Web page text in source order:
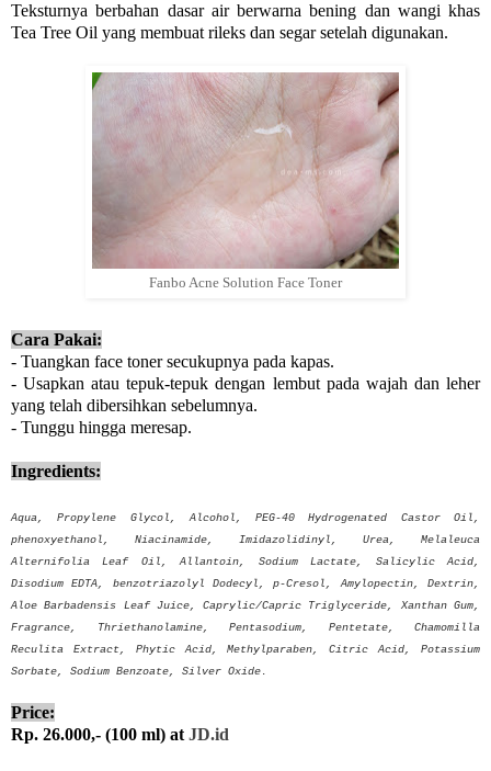
Teksturnya berbahan dasar air berwarna bening dan wangi khas
Tea Tree Oil yang membuat rileks dan segar setelah digunakan.
Fanbo Acne Solution Face Toner
Cara Pakai:
- Tuangkan face toner secukupnya pada kapas.
- Usapkan atau tepuk-tepuk dengan lembut pada wajah dan leher
yang telah dibersihkan sebelumnya.
- Tunggu hingga meresap.
Ingredients:
Aqua, Propylene Glycol, Alcohol, PEG-40 Hydrogenated Castor Oil,
phenoxyethanol, Niacinamide, Imidazolidinyl, Urea, Melaleuca
Alternifolia Leaf Oil, Allantoin, Sodium Lactate, Salicylic Acid,
Disodium EDTA, benzotriazolyl Dodecyl, p-Cresol, Amylopectin, Dextrin,
Aloe Barbadensis Leaf Juice, Caprylic/Capric Triglyceride, Xanthan Gum,
Fragrance, Thriethanolamine, Pentasodium, Pentetate, Chamomilla
Reculita Extract, Phytic Acid, Methylparaben, Citric Acid, Potassium
Sorbate, Sodium Benzoate, Silver Oxide.
Price:
Rp. 26.000,- (100 ml) at JD.id